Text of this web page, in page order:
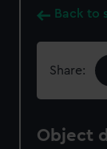
Back to
Share:
Object